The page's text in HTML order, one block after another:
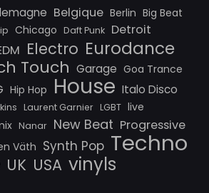
Belgique Berlin Big Beat
Chicago Daft Punk Detroit
Electro Eurodance
Touch Garage Goa Trance
Hip Hop House Italo Disco
Laurent Garnier LGBT live
Nanar New Beat Progressive
Väth Synth Pop Techno
UK USA vinyls